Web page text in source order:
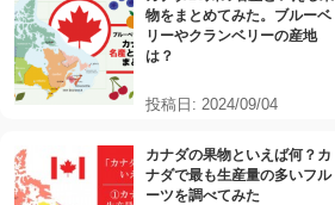
物をまとめてみた。ブルーベ
リーやクランベリーの産地
は？
投稿日: 2024/09/04
カナダの果物といえば何？カ
ナダで最も生産量の多いフル
ーツを調べてみた